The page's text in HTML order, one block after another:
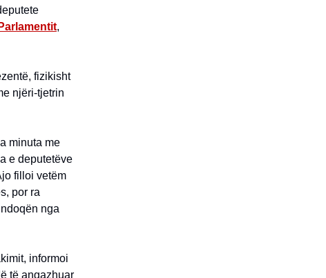
,
fizikisht
njëri-tjetrin
minuta me
e deputetëve
filloi vetëm
por ra
nga
informoi
të angazhuar